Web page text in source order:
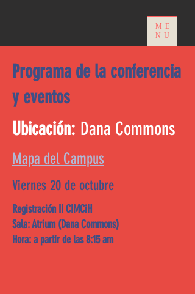
ME
NU
Programa de la conferencia
y eventos
Ubicación: Dana Commons
Mapa del Campus
Viernes 20 de octubre
Registración II CIMCiH
Sala: Atrium (Dana Commons)
Hora: a partir de las 8:15 am